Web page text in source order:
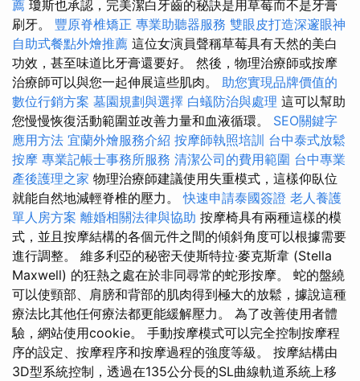
薦 瓊斯也承認，完美潔白牙齒的秘訣是用草莓而不是牙膏
刷牙。 豐原脊椎矯正 專業助聽器服務 雙眼皮打造深邃眼神
自助式餐點外燴推薦 這位女演員聲稱草莓具有天然的美白
功效，甚至味道比牙膏還要好。 然後，物理治療師或按摩
治療師可以與您一起伸展這些肌肉。 助您實現品牌價值的
數位行銷方案 墓園規劃與選擇 白蟻防治與處理 這可以幫助
您慢慢恢復活動範圍並改善力量和血液循環。 SEO關鍵字
應用方法 宜蘭外燴服務介紹 按摩師執照培訓 台中泰式放鬆
按摩 專業記帳士事務所服務 清潔公司的費用範圍 台中專業
產後護理之家 物理治療師建議使用失重模式，這樣仰臥位
就能自然地減輕脊椎的壓力。快速申請泰國簽證 老人養護
單人房方案 離婚相關法律與協助 按摩椅具有兩種這樣的模
式，並且按摩結構的各個元件之間的傾斜角度可以根據需要
進行調整。 維多利亞的秘密天使斯特拉·麥克斯韋 (Stella
Maxwell) 的狂熱之處在於非同尋常的蛇形按摩。 蛇的盤繞
可以使頸部、肩膀和背部的肌肉得到極大的放鬆，據說這種
療法比其他任何療法都更能緩解壓力。 為了改善使用者體
驗，網站使用cookie。 手動按摩模式可以完全控制按摩程
序的設定、按摩程序和按摩過程的強度等級。 按摩結構由
3D型系統控制，透過在135公分長的SL曲線軌道系統上移